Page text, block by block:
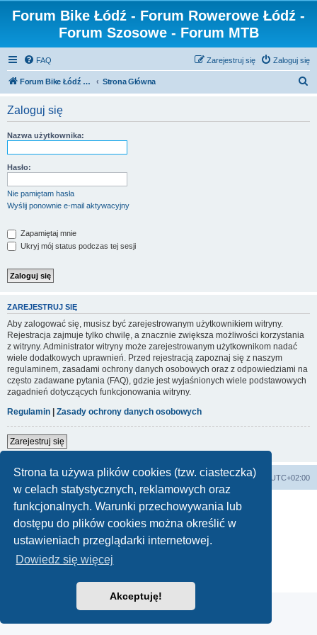
Strona ta używa plików cookies (tzw. ciasteczka)
w celach statystycznych, reklamowych oraz
funkcjonalnych. Warunki przechowywania lub
dostępu do plików cookies można określić w
ustawieniach przeglądarki internetowej.
Dowiedz się więcej
Akceptuję!
Forum Bike Łódź - Forum Rowerowe Łódź -
Forum Szosowe - Forum MTB
FAQ Zaloguj się
Zarejestruj się
Forum Bike Łódź - Forum Rowerowe Łódź - Forum Szosowe - Forum MTB Strona Główna
Zaloguj się
Nazwa użytkownika:
Hasło:
Nie pamiętam hasła
Wyślij ponownie e-mail aktywacyjny
Zapamiętaj mnie
Ukryj mój status podczas tej sesji
ZAREJESTRUJ SIĘ
Aby zalogować się, musisz być zarejestrowanym użytkownikiem witryny.
Rejestracja zajmuje tylko chwilę, a znacznie zwiększa możliwości korzystania
z witryny. Administrator witryny może zarejestrowanym użytkownikom nadać
wiele dodatkowych uprawnień. Przed rejestracją zapoznaj się z naszym
regulaminem, zasadami ochrony danych osobowych oraz z odpowiedziami na
często zadawane pytania (FAQ), gdzie jest wyjaśnionych wiele podstawowych
zagadnień dotyczących funkcjonowania witryny.
Regulamin | Zasady ochrony danych osobowych
Zarejestruj się
Forum Bike Łódź - Forum Rowerowe Łódź - Forum Szosowe - Forum MTB Strona Główna Strefa czasowa UTC+02:00
Linki partnerskie: strony www lodz ,Fotografia Analogowa
Polski pakiet językowy dostarcza